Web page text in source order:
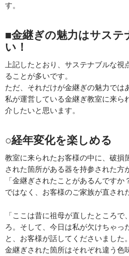
す。
■金継ぎの魅力はサス
い！
上記したとおり、サステナブルな
ることが多いです。
ただ、それだけが金継ぎの魅力では
私が運営している金継ぎ教室に来ら
介したいと思います。
○経年変化を楽しめる
教室に来られたお客様の中に、破損
された箇所がある器を持参された方
「金継ぎされたことがあるんです
ではなく、お客様のご家族が直され
「ここは昔に祖母が直したところで
ろ。そして、今日は私が欠けちゃっ
と、お客様が話してくださいました。
金継ぎされた箇所はそれぞれ違う色